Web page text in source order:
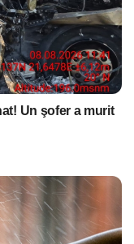
Un şofer a murit